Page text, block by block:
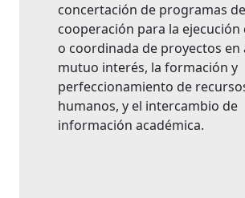
concertación de programas de
cooperación para la ejecución
o coordinada de proyectos en
mutuo interés, la formación y
perfeccionamiento de
humanos, y el intercambio de
información académica.